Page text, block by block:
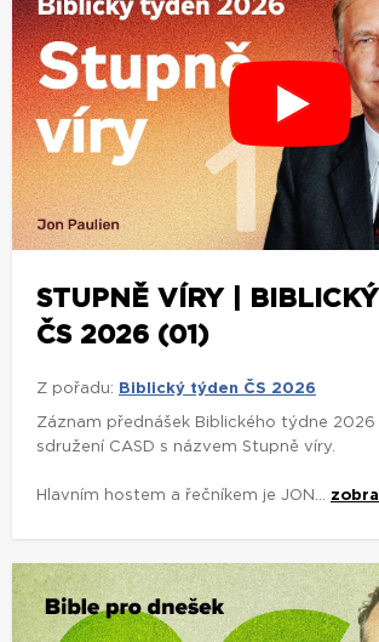
STUPNĚ VÍRY |
ČS 2026 (01)
Z pořadu: Biblický týden ČS 2026
Záznam přednášek Biblického týdne 2026
sdružení CASD s názvem Stupně víry.
Hlavním hostem a řečníkem je JON...